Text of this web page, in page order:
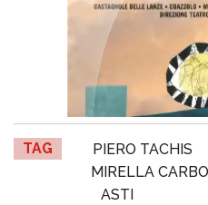
TAG PIERO TACHIS
MIRELLA
ASTI